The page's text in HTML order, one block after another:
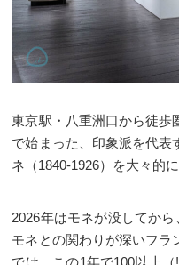
東京駅・八重洲口から徒歩
で始まった、印象派を代表
ネ（1840-1926）を大々的
2026年はモネが没してから
モネとの関わりが深いフラ
では、この1年で100以上